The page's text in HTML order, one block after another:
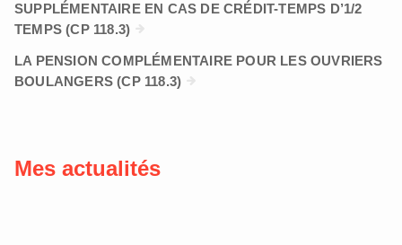
SUPPLÉMENTAIRE EN CAS DE CRÉDIT-TEMPS D’1/2
TEMPS (CP 118.3)
LA PENSION COMPLÉMENTAIRE POUR LES OUVRIERS
BOULANGERS (CP 118.3)
Mes actualités